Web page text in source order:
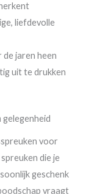
liefdevolle
jaren heen
uit te drukken
voor
die je
geschenk
vraagt